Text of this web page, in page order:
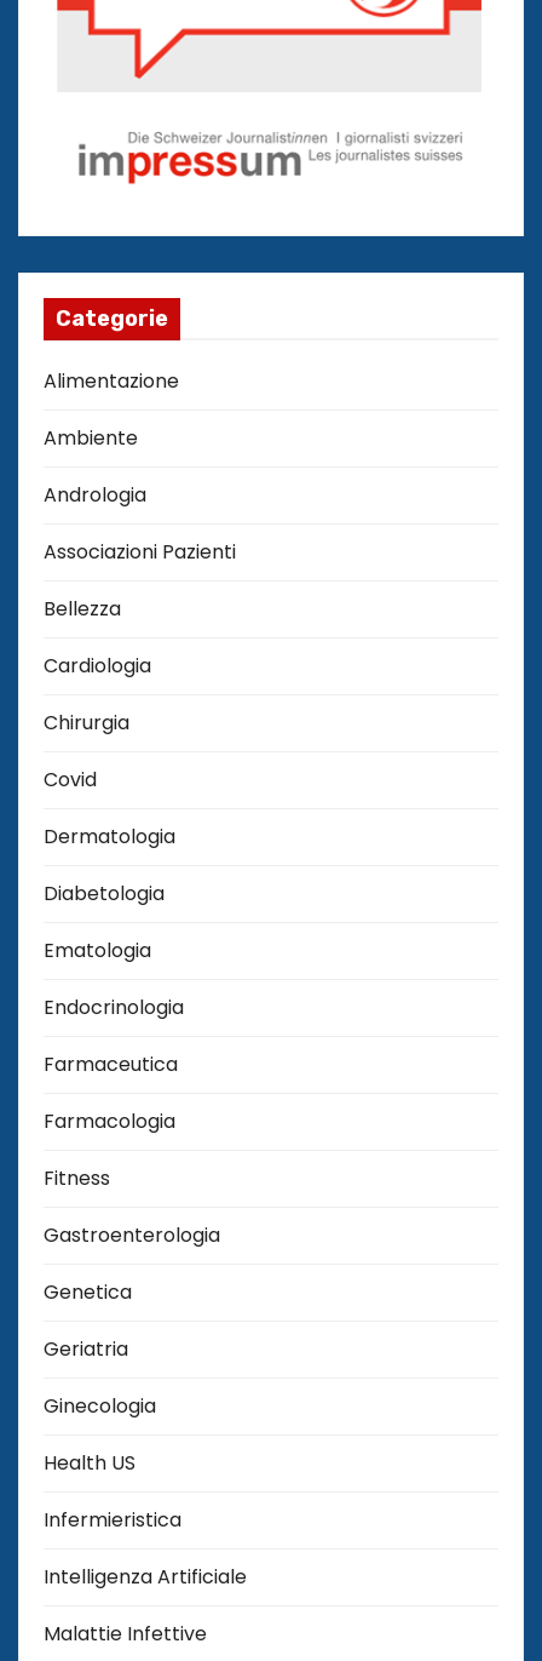
Categorie
Alimentazione
Ambiente
Andrologia
Associazioni Pazienti
Bellezza
Cardiologia
Chirurgia
Covid
Dermatologia
Diabetologia
Ematologia
Endocrinologia
Farmaceutica
Farmacologia
Fitness
Gastroenterologia
Genetica
Geriatria
Ginecologia
Health US
Infermieristica
Intelligenza Artificiale
Malattie Infettive